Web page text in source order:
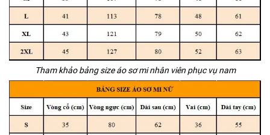
Tham khảo bảng size áo sơ mi nhân viên phục vụ nam